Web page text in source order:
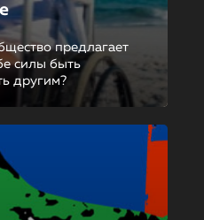
предлагает
силы быть
другим?